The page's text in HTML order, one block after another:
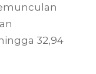
32,94